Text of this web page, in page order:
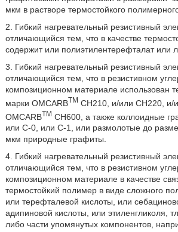
мкм в растворе термостойкого
2. Гибкий нагревательный резистивный
отличающийся тем, что в качестве
содержит или полиэтилентерефталат или
3. Гибкий нагревательный резистивный
отличающийся тем, что в резистивном
композиционном материале использован
марки OMCARBTM СН210, и/или СН220, и/
OMCARBTM СН600, а также коллоидные
или С-0, или С-1, или размолотые до
мкм природные графиты.
4. Гибкий нагревательный резистивный
отличающийся тем, что в резистивном
композиционном материале в качестве
термостойкий полимер в виде сложного
или терефталевой кислоты, или
адипиновой кислоты, или этиленгликоля,
либо части упомянутых компонентов,